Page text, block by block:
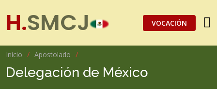
H.SMCJ VOCACIÓN
Inicio Apostolado
Delegación de México